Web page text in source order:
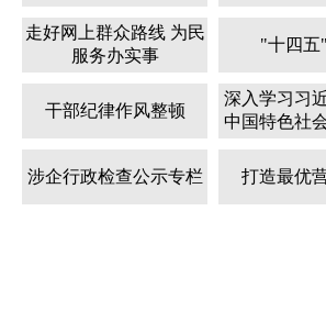
走好网上群众路线 为民
服务办实事
"十四五
干部纪律作风整顿
深入学习习
中国特色社
涉企行政检查公示专栏 打造最优